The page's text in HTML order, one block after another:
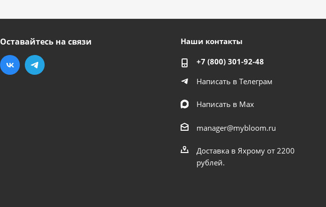
Оставайтесь на связи Наши контакты
+7 (800) 301-92-48
Написать в Телеграм
Написать в Мах
manager@mybloom.ru
Доставка в Яхрому от 2200
рублей.